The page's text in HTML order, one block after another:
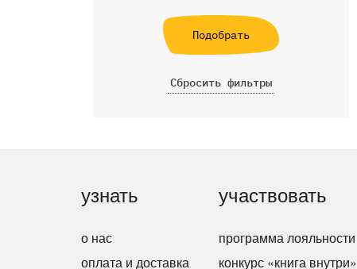
Подобрать
Сбросить фильтры
узнать
о нас
оплата и доставка
участвовать
программа лояльности
конкурс «книга внутри»